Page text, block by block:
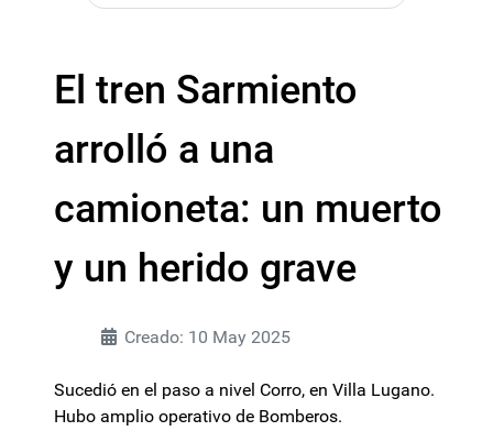
El tren Sarmiento
arrolló a una
camioneta: un muerto
y un herido grave
Creado: 10 May 2025
Sucedió en el paso a nivel Corro, en Villa Lugano.
Hubo amplio operativo de Bomberos.